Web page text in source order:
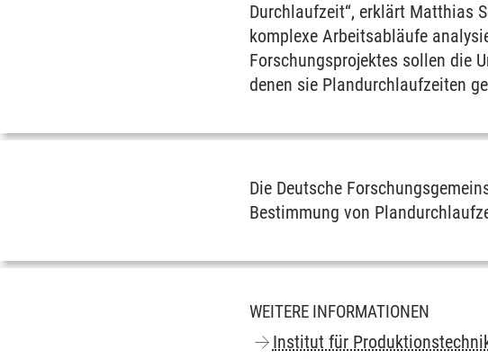
Durchlaufzeit“, erklärt Matthias
komplexe Arbeitsabläufe
Forschungsprojektes sollen die
denen sie Plandurchlaufzeiten
Die Deutsche
Bestimmung von
WEITERE INFORMATIONEN
Institut für